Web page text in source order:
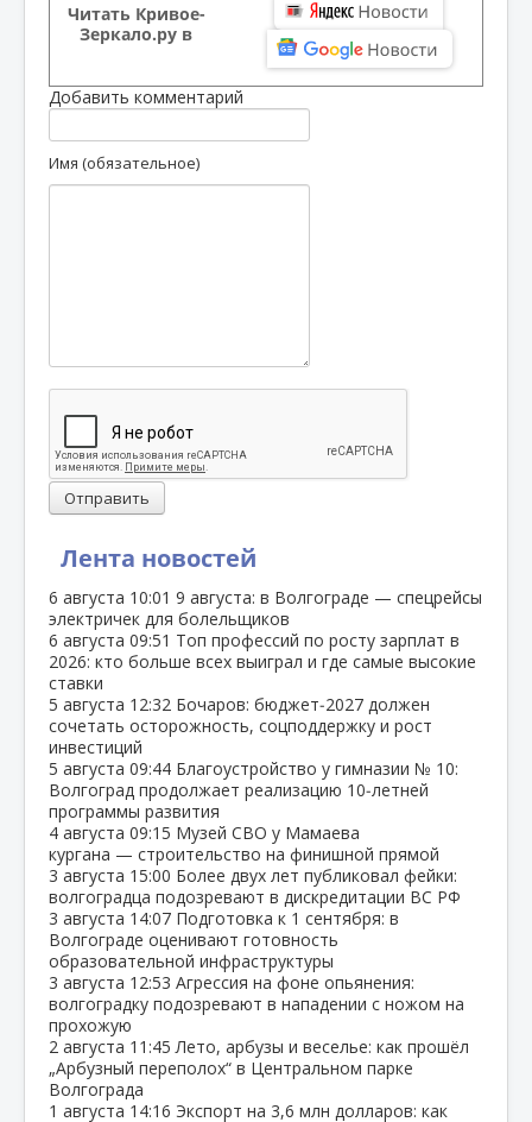
Лента новостей
6 августа 10:01 9 августа: в Волгограде — спецрейсы
электричек для болельщиков
6 августа 09:51 Топ профессий по росту зарплат в
2026: кто больше всех выиграл и где самые высокие
ставки
5 августа 12:32 Бочаров: бюджет‑2027 должен
сочетать осторожность, соцподдержку и рост
инвестиций
5 августа 09:44 Благоустройство у гимназии № 10:
Волгоград продолжает реализацию 10‑летней
программы развития
4 августа 09:15 Музей СВО у Мамаева
кургана — строительство на финишной прямой
3 августа 15:00 Более двух лет публиковал фейки:
волгоградца подозревают в дискредитации ВС РФ
3 августа 14:07 Подготовка к 1 сентября: в
Волгограде оценивают готовность
образовательной инфраструктуры
3 августа 12:53 Агрессия на фоне опьянения:
волгоградку подозревают в нападении с ножом на
прохожую
2 августа 11:45 Лето, арбузы и веселье: как прошёл
„Арбузный переполох“ в Центральном парке
Волгограда
1 августа 14:16 Экспорт на 3,6 млн долларов: как
Читать Кривое-
Зеркало.ру в
Добавить комментарий
Имя (обязательное)
Отправить